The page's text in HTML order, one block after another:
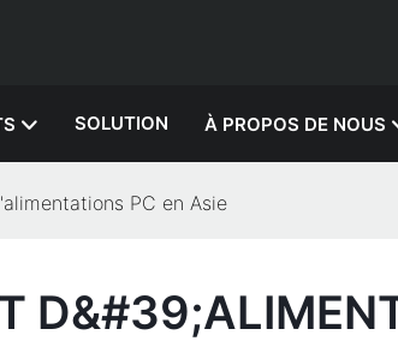
SOLUTION À PROPOS DE NOUS
PC en Asie